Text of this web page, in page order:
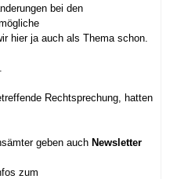
bei den
hier ja auch als Thema schon.
Rechtsprechung, hatten
geben auch Newsletter
zum